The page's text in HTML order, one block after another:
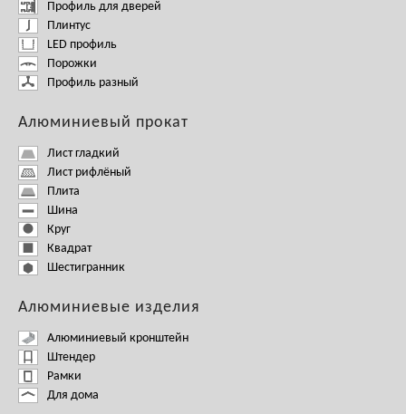
Профиль для дверей
Плинтус
LED профиль
Порожки
Профиль разный
Алюминиевый прокат
Лист гладкий
Лист рифлёный
Плита
Шина
Круг
Квадрат
Шестигранник
Алюминиевые изделия
Алюминиевый кронштейн
Штендер
Рамки
Для дома